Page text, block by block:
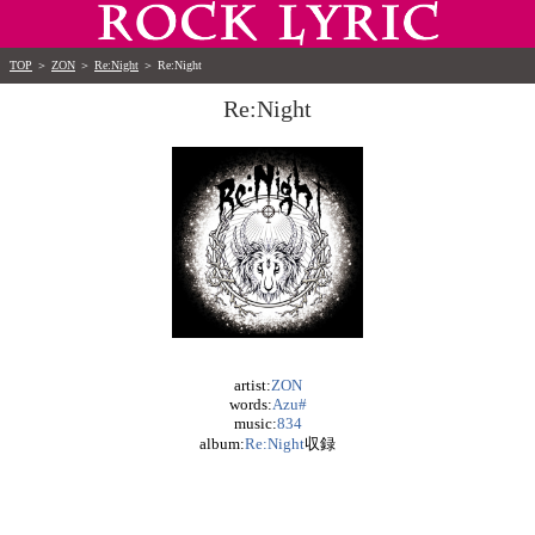
TOP ＞ ZON ＞ Re:Night ＞ Re:Night
Re:Night
artist:ZON
words:Azu#
music:834
album:Re:Night収録